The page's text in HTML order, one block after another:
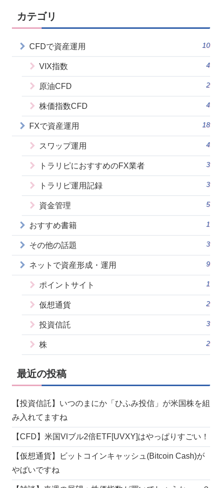
カテゴリ
CFDで資産運用 10
VIX指数 4
原油CFD 2
株価指数CFD 4
FXで資産運用 18
スワップ運用 4
トラリピにおすすめのFX業者 3
トラリピ運用記録 3
資金管理 5
おすすめ書籍 1
その他の話題 3
ネットで資産形成・運用 9
ポイントサイト 1
仮想通貨 2
投資信託 3
株 2
最近の投稿
【投資信託】いつのまにか「ひふみ投信」が米国株を組
み入れてますね
【CFD】米国VIブル2倍ETF[UVXY]はやっぱりすごい！
【仮想通貨】ビットコインキャッシュ(Bitcoin Cash)が
やばいですね